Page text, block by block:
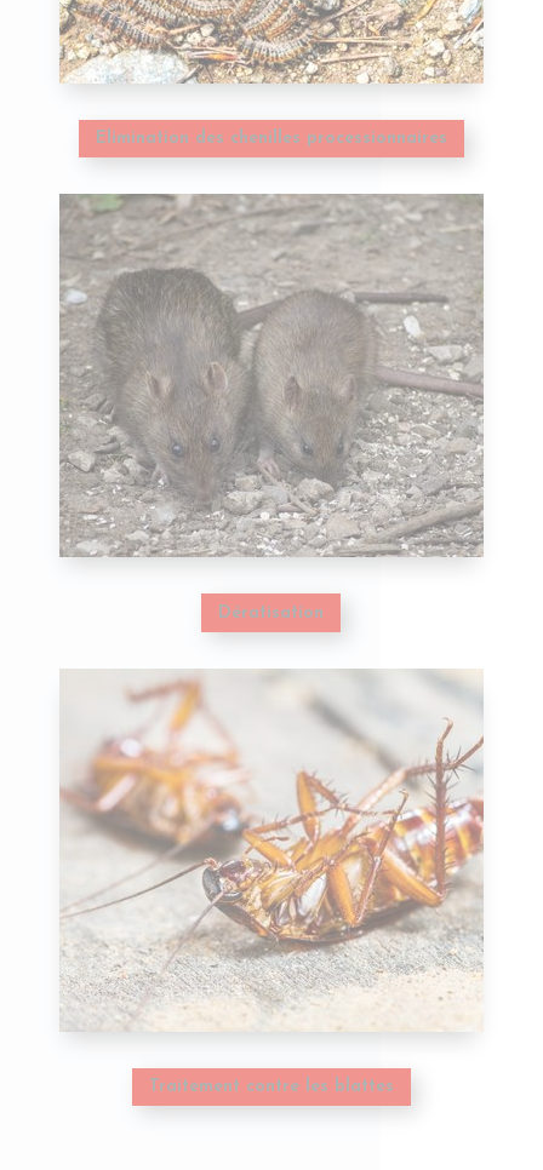
Elimination des chenilles processionnaires
Dératisation
Traitement contre les blattes